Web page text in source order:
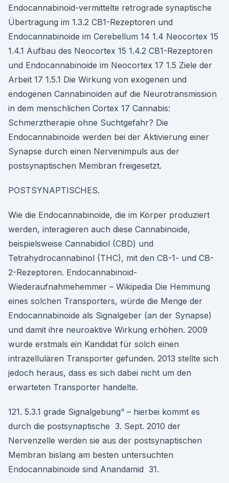
Endocannabinoid-vermittelte retrograde synaptische
Übertragung im 1.3.2 CB1-Rezeptoren und
Endocannabinoide im Cerebellum 14 1.4 Neocortex 15
1.4.1 Aufbau des Neocortex 15 1.4.2 CB1-Rezeptoren
und Endocannabinoide im Neocortex 17 1.5 Ziele der
Arbeit 17 1.5.1 Die Wirkung von exogenen und
endogenen Cannabinoiden auf die Neurotransmission
in dem menschlichen Cortex 17 Cannabis:
Schmerztherapie ohne Suchtgefahr? Die
Endocannabinoide werden bei der Aktivierung einer
Synapse durch einen Nervenimpuls aus der
postsynaptischen Membran freigesetzt.
POSTSYNAPTISCHES.
Wie die Endocannabinoide, die im Körper produziert
werden, interagieren auch diese Cannabinoide,
beispielsweise Cannabidiol (CBD) und
Tetrahydrocannabinol (THC), mit den CB-1- und CB-
2-Rezeptoren. Endocannabinoid-
Wiederaufnahmehemmer – Wikipedia Die Hemmung
eines solchen Transporters, würde die Menge der
Endocannabinoide als Signalgeber (an der Synapse)
und damit ihre neuroaktive Wirkung erhöhen. 2009
wurde erstmals ein Kandidat für solch einen
intrazellulären Transporter gefunden. 2013 stellte sich
jedoch heraus, dass es sich dabei nicht um den
erwarteten Transporter handelte.
121. 5.3.1 grade Signalgebung“ – hierbei kommt es
durch die postsynaptische 3. Sept. 2010 der
Nervenzelle werden sie aus der postsynaptischen
Membran bislang am besten untersuchten
Endocannabinoide sind Anandamid 31.